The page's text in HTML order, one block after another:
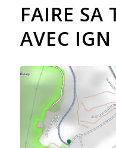
FAIRE SA
AVEC